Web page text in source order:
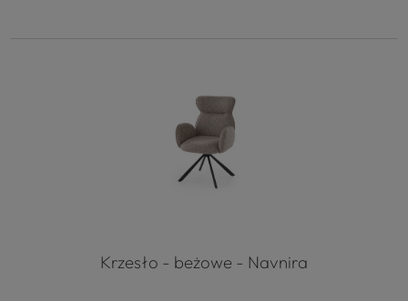
Krzesło - beżowe - Navnira